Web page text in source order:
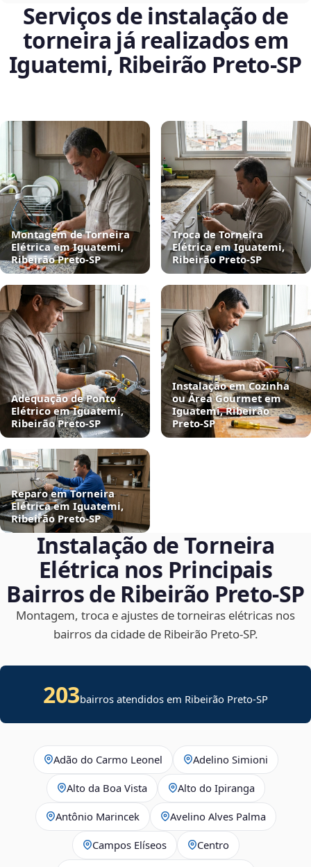
Serviços de instalação de
torneira já realizados em
Iguatemi, Ribeirão Preto‑SP
Montagem de Torneira
Elétrica em Iguatemi,
Ribeirão Preto‑SP
Troca de Torneira
Elétrica em Iguatemi,
Ribeirão Preto‑SP
Adequação de Ponto
Elétrico em Iguatemi,
Ribeirão Preto‑SP
Instalação em Cozinha
ou Área Gourmet em
Iguatemi, Ribeirão
Preto‑SP
Reparo em Torneira
Elétrica em Iguatemi,
Ribeirão Preto‑SP
Instalação de Torneira
Elétrica nos Principais
Bairros de Ribeirão Preto‑SP
Montagem, troca e ajustes de torneiras elétricas nos
bairros da cidade de Ribeirão Preto‑SP.
203bairros atendidos em Ribeirão Preto-SP
Adão do Carmo Leonel Adelino Simioni
Alto da Boa Vista Alto do Ipiranga
Antônio Marincek Avelino Alves Palma
Campos Elíseos Centro